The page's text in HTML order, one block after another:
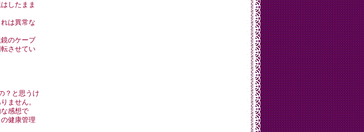
したまま
は異常な
のケーブ
させてい
？と思うけ
ません。
感想で
健康管理